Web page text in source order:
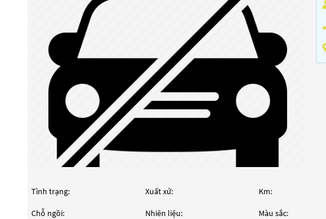
Tình trạng: Xuất xứ: Km:
Chỗ ngồi: Nhiên liệu: Màu sắc: